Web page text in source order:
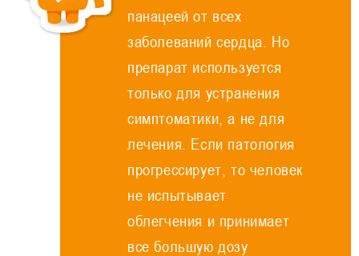
панацеей от всех
заболеваний сердца. Но
препарат используется
только для устранения
симптоматики, а не для
лечения. Если патология
прогрессирует, то человек
не испытывает
облегчения и принимает
все большую дозу